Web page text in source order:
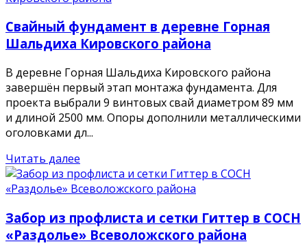
Свайный фундамент в деревне Горная
Шальдиха Кировского района
В деревне Горная Шальдиха Кировского района
завершён первый этап монтажа фундамента. Для
проекта выбрали 9 винтовых свай диаметром 89 мм
и длиной 2500 мм. Опоры дополнили металлическими
оголовками дл...
Читать далее
Забор из профлиста и сетки Гиттер в СОСН
«Раздолье» Всеволожского района